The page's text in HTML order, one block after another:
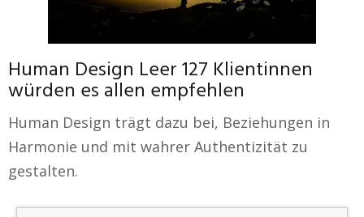
Human Design Leer 127 Klientinnen
würden es allen empfehlen
Human Design trägt dazu bei, Beziehungen in
Harmonie und mit wahrer Authentizität zu
gestalten.